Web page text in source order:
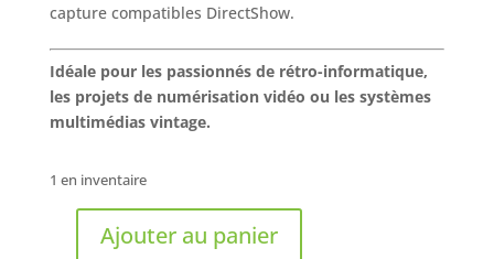
capture compatibles DirectShow.
Idéale pour les passionnés de rétro-informatique,
les projets de numérisation vidéo ou les systèmes
multimédias vintage.
1 en inventaire
quantitéAjouter au panier